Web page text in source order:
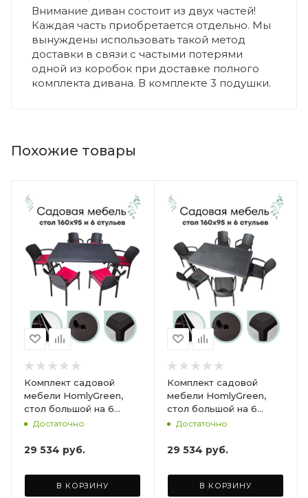
Внимание диван состоит из двух частей!
Каждая часть приобретается отдельно. Мы
вынуждены использовать такой метод
доставки в связи с частыми потерями
одной из коробок при доставке полного
комплекта дивана. В комплекте 3 подушки.
Похожие товары
Комплект садовой
мебели HomlyGreen,
стол большой на 6
персон 153х79х70, 6
бордовыми подушками
Достаточно
29 534 руб.
В КОРЗИНУ
Комплект садовой
мебели HomlyGreen,
стол большой на 6
персон 153х79х70, 6
коричневыми
Достаточно
29 534 руб.
В КОРЗИНУ